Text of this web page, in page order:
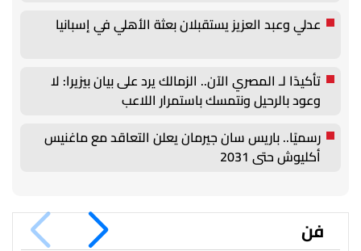
عدلي وعبد العزيز يستقبلان بعثة الأهلي في إسبانيا
تأكيدًا لـ المصري الآن.. الزمالك يرد على بيان بيزيرا: لا
وعود بالرحيل ونتمسك باستمرار اللاعب
رسميًا.. باريس سان جيرمان يعلن التعاقد مع ماغنيس
أكليوش حتى 2031
فن